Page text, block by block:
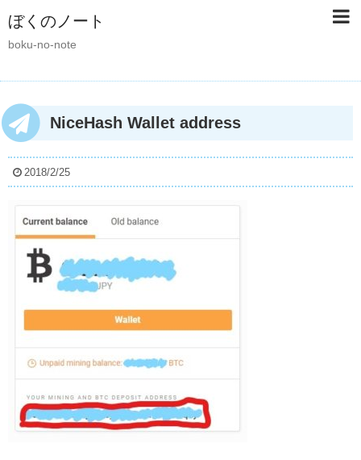
ぼくのノート
boku-no-note
NiceHash Wallet address
2018/2/25